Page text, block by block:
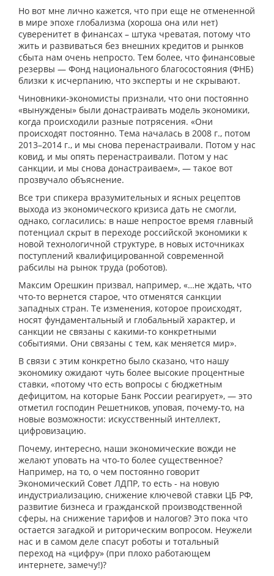
Но вот мне лично кажется, что при еще не отмененной
в мире эпохе глобализма (хороша она или нет)
суверенитет в финансах – штука чреватая, потому что
жить и развиваться без внешних кредитов и рынков
сбыта нам очень непросто. Тем более, что финансовые
резервы — Фонд национального благосостояния (ФНБ)
близки к исчерпанию, что эксперты и не скрывают.
Чиновники-экономисты признали, что они постоянно
«вынуждены» были донастраивать модель экономики,
когда происходили разные потрясения. «Они
происходят постоянно. Тема началась в 2008 г., потом
2013–2014 г., и мы снова перенастраивали. Потом у нас
ковид, и мы опять перенастраивали. Потом у нас
санкции, и мы снова донастраиваем», — такое вот
прозвучало объяснение.
Все три спикера вразумительных и ясных рецептов
выхода из экономического кризиса дать не смогли,
однако, согласились: в наше непростое время главный
потенциал скрыт в переходе российской экономики к
новой технологичной структуре, в новых источниках
поступлений квалифицированной современной
рабсилы на рынок труда (роботов).
Максим Орешкин призвал, например, «…не ждать, что
что-то вернется старое, что отменятся санкции
западных стран. Те изменения, которое происходят,
носят фундаментальный и глобальный характер, и
санкции не связаны с какими-то конкретными
событиями. Они связаны с тем, как меняется мир».
В связи с этим конкретно было сказано, что нашу
экономику ожидают чуть более высокие процентные
ставки, «потому что есть вопросы с бюджетным
дефицитом, на которые Банк России реагирует», — это
отметил господин Решетников, уповая, почему-то, на
новые возможности: искусственный интеллект,
цифровизацию.
Почему, интересно, наши экономические вожди не
желают уповать на что-то более существенное?
Например, на то, о чем постоянно говорит
Экономический Совет ЛДПР, то есть - на новую
индустриализацию, снижение ключевой ставки ЦБ РФ,
развитие бизнеса и гражданской производственной
сферы, на снижение тарифов и налогов? Это пока что
остается загадкой и риторическим вопросом. Неужели
нас и в самом деле спасут роботы и тотальный
переход на «цифру» (при плохо работающем
интернете, замечу!)?